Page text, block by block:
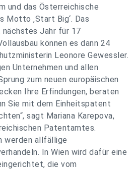
und das Österreichische
Motto ‚Start Big‘. Das
Jahr für 17
können es dann 24
Leonore Gewessler.
Unternehmen und allen
zum neuen europäischen
Ihre Erfindungen, beraten
Sie mit dem Einheitspatent
sagt Mariana Karepova,
Patentamtes.
werden allfällige
In Wien wird dafür eine
die vom